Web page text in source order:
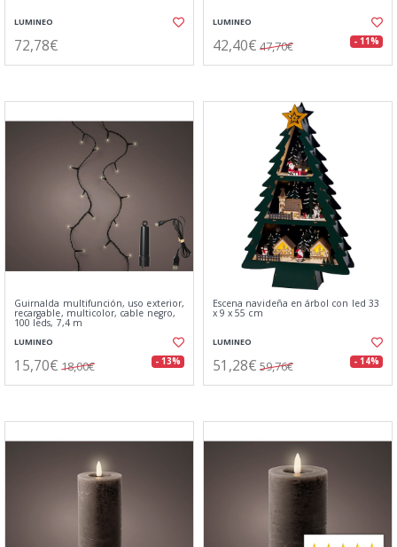
LUMINEO
72,78€
LUMINEO
42,40€ 47,70€ - 11%
Guirnalda multifunción, uso exterior,
recargable, multicolor, cable negro,
100 leds, 7,4 m
LUMINEO
15,70€ 18,00€ - 13%
Escena navideña en árbol con led 33
x 9 x 55 cm
LUMINEO
51,28€ 59,76€ - 14%